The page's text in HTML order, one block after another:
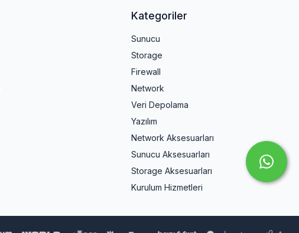
Kategoriler
Sunucu
Storage
Firewall
Network
Veri Depolama
Yazılım
Network Aksesuarları
Sunucu Aksesuarları
Storage Aksesuarları
Kurulum Hizmetleri